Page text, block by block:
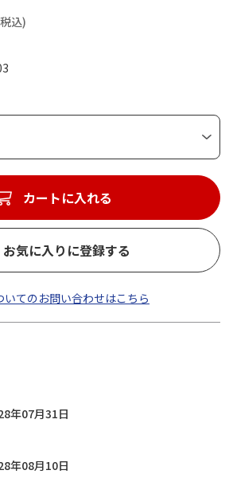
込)
カートに入れる
お気に入りに登録する
いてのお問い合わせはこちら
年07月31日
年08月10日